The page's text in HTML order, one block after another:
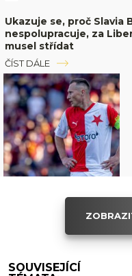
Ukazuje se, proč Slavia
nespolupracuje, za
musel střídat
ČÍST DÁLE
SOUVISEJÍCÍ